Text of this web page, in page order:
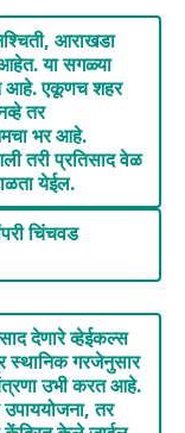
, आराखडा
या सगळ्या
आहे. एकूणच शहर
तर
भर आहे.
तरी प्रतिसाद वेळ
येईल.
चिंचवड
देणारे व्हेईकल्स
स्थानिक गरजेनुसार
उभी करत आहे.
,तर